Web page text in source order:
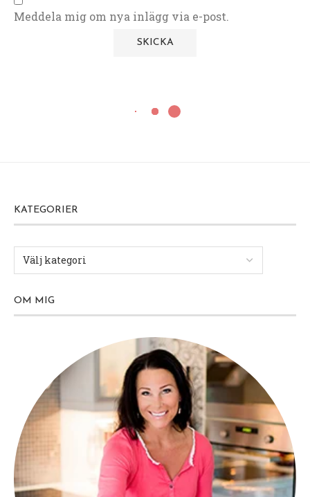
Meddela mig om nya inlägg via e-post.
KATEGORIER
OM MIG